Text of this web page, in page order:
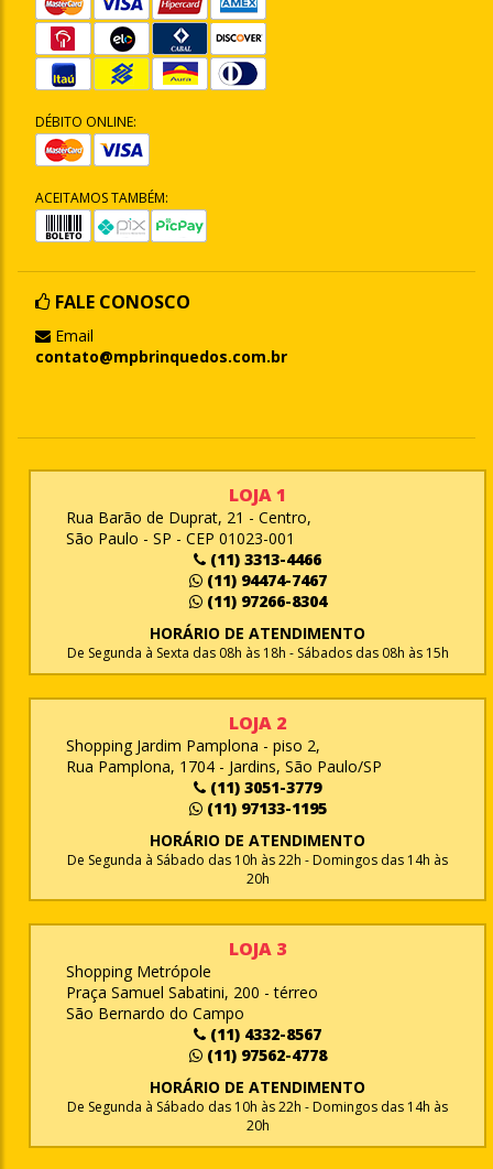
DÉBITO ONLINE:
ACEITAMOS TAMBÉM:
FALE CONOSCO
Email
contato@mpbrinquedos.com.br
LOJA 1
Rua Barão de Duprat, 21 - Centro,
São Paulo - SP - CEP 01023-001
(11) 3313-4466
(11) 94474-7467
(11) 97266-8304
HORÁRIO DE ATENDIMENTO
De Segunda à Sexta das 08h às 18h - Sábados das 08h às 15h
LOJA 2
Shopping Jardim Pamplona - piso 2,
Rua Pamplona, 1704 - Jardins, São Paulo/SP
(11) 3051-3779
(11) 97133-1195
HORÁRIO DE ATENDIMENTO
De Segunda à Sábado das 10h às 22h - Domingos das 14h às
20h
LOJA 3
Shopping Metrópole
Praça Samuel Sabatini, 200 - térreo
São Bernardo do Campo
(11) 4332-8567
(11) 97562-4778
HORÁRIO DE ATENDIMENTO
De Segunda à Sábado das 10h às 22h - Domingos das 14h às
20h